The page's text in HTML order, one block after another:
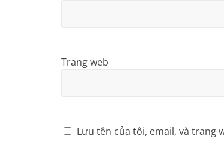
Trang web
Lưu tên của tôi, email, và trang